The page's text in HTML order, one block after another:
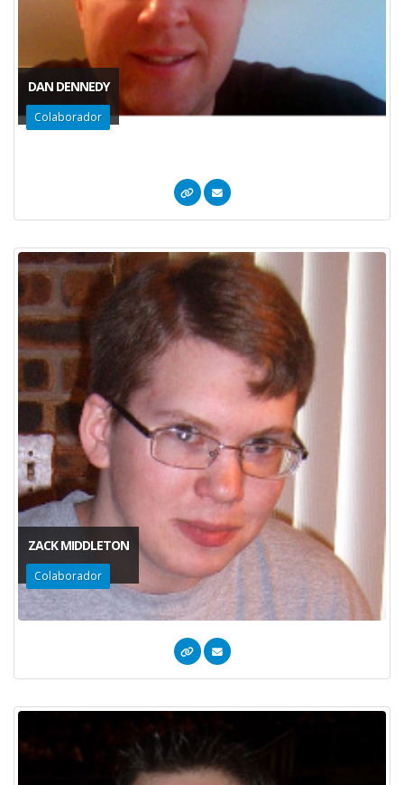
DAN DENNEDY
Colaborador
ZACK MIDDLETON
Colaborador